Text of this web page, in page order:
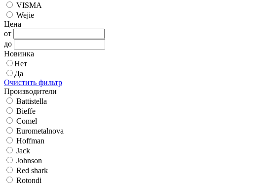
VISMA
Wejie
Цена
от
до
Новинка
Нет
Да
Очистить фильтр
Производители
Battistella
Bieffe
Comel
Eurometalnova
Hoffman
Jack
Johnson
Red shark
Rotondi